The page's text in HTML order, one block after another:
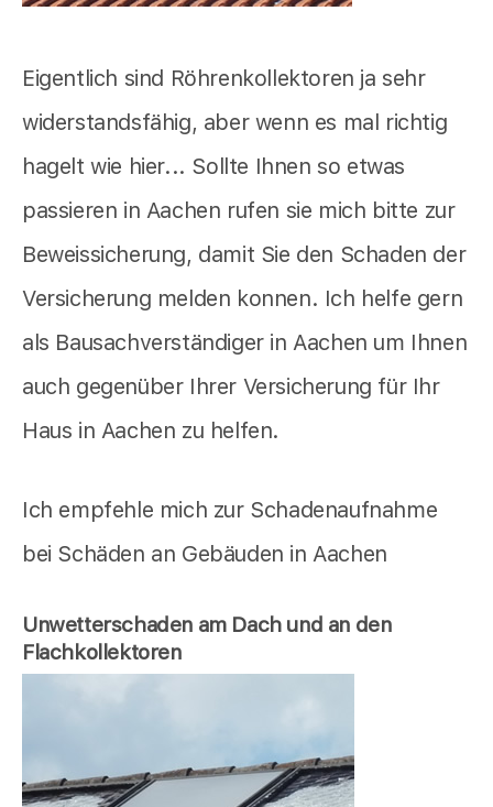
Eigentlich sind Röhrenkollektoren ja sehr
widerstandsfähig, aber wenn es mal richtig
hagelt wie hier... Sollte Ihnen so etwas
passieren in Aachen rufen sie mich bitte zur
Beweissicherung, damit Sie den Schaden der
Versicherung melden konnen. Ich helfe gern
als Bausachverständiger in Aachen um Ihnen
auch gegenüber Ihrer Versicherung für Ihr
Haus in Aachen zu helfen.
Ich empfehle mich zur Schadenaufnahme
bei Schäden an Gebäuden in Aachen
Unwetterschaden am Dach und an den
Flachkollektoren